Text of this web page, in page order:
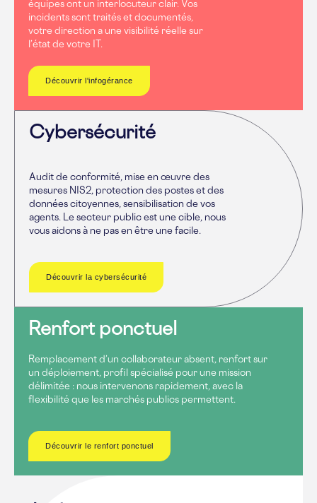
équipes ont un interlocuteur clair. Vos
incidents sont traités et documentés,
votre direction a une visibilité réelle sur
l’état de votre IT.
Découvrir l'infogérance
Cybersécurité
Audit de conformité, mise en œuvre des
mesures NIS2, protection des postes et des
données citoyennes, sensibilisation de vos
agents. Le secteur public est une cible, nous
vous aidons à ne pas en être une facile.
Découvrir la cybersécurité
Renfort ponctuel
Remplacement d’un collaborateur absent, renfort sur
un déploiement, profil spécialisé pour une mission
délimitée : nous intervenons rapidement, avec la
flexibilité que les marchés publics permettent.
Découvrir le renfort ponctuel